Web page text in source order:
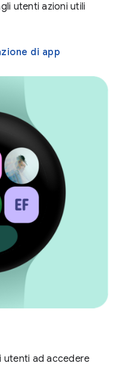
utenti azioni utili
di app
utenti ad accedere